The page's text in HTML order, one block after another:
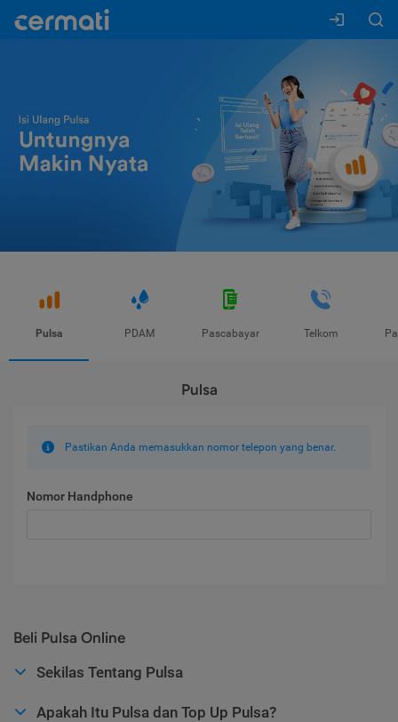
Pulsa PDAM Pascabayar Telkom
Pulsa
Pastikan Anda memasukkan nomor telepon yang benar.
Nomor Handphone
Beli Pulsa Online
Sekilas Tentang Pulsa
Apakah Itu Pulsa dan Top Up Pulsa?